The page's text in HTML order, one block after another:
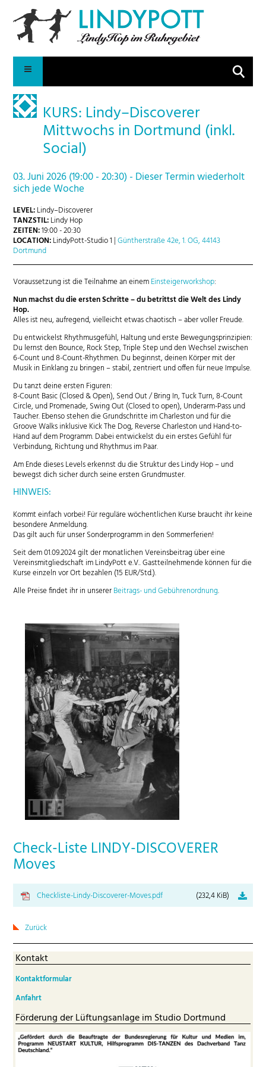
Suche
KURS: Lindy–Discoverer
Mittwochs in Dortmund (inkl.
Social)
03. Juni 2026 (19:00 - 20:30) - Dieser Termin wiederholt
sich jede Woche
LEVEL:Lindy–Discoverer
TANZSTIL:Lindy Hop
ZEITEN:19:00 - 20:30
LOCATION:LindyPott-Studio 1 |Güntherstraße 42e, 1. OG, 44143
Dortmund
Voraussetzung ist die Teilnahme an einemEinsteigerworkshop:
Nun machst du die ersten Schritte – du betrittst die Welt des Lindy
Hop.
Alles ist neu, aufregend, vielleicht etwas chaotisch – aber voller Freude.
Du entwickelst Rhythmusgefühl, Haltung und erste Bewegungsprinzipien:
Du lernst den Bounce, Rock Step, Triple Step und den Wechsel zwischen
6-Count und 8-Count-Rhythmen. Du beginnst, deinen Körper mit der
Musik in Einklang zu bringen – stabil, zentriert und offen für neue Impulse.
Du tanzt deine ersten Figuren:
8-Count Basic (Closed & Open), Send Out / Bring In, Tuck Turn, 8-Count
Circle, und Promenade, Swing Out (Closed to open), Underarm-Pass und
Taucher. Ebenso stehen die Grundschritte im Charleston und für die
Groove Walks inklusive Kick The Dog, Reverse Charleston und Hand-to-
Hand auf dem Programm. Dabei entwickelst du ein erstes Gefühl für
Verbindung, Richtung und Rhythmus im Paar.
Am Ende dieses Levels erkennst du die Struktur des Lindy Hop – und
bewegst dich sicher durch seine ersten Grundmuster.
HINWEIS:
Kommt einfach vorbei! Für reguläre wöchentlichen Kurse braucht ihr keine
besondere Anmeldung.
Das gilt auch für unser Sonderprogramm in den Sommerferien!
Seit dem 01.09.2024 gilt der monatlichen Vereinsbeitrag über eine
Vereinsmitgliedschaft im LindyPott e.V.. Gastteilnehmende können für die
Kurse einzeln vor Ort bezahlen (15 EUR/Std.).
Alle Preise findet ihr in unsererBeitrags- und Gebührenordnung.
Check-Liste LINDY-DISCOVERER
Moves
Checkliste-Lindy-Discoverer-Moves.pdf (232,4 KiB)
Zurück
Kontakt
Kontaktformular
Anfahrt
Förderung der Lüftungsanlage im Studio Dortmund